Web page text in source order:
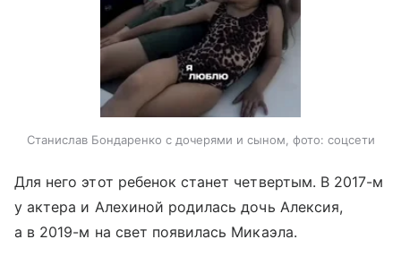
Станислав Бондаренко с дочерями и сыном, фото: соцсети
Для него этот ребенок станет четвертым. В 2017-м
у актера и Алехиной родилась дочь Алексия,
а в 2019-м на свет появилась Микаэла.